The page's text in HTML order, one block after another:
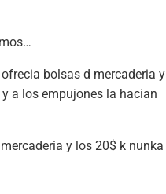
bolsas d mercaderia y
a los empujones la hacian
y los 20$ k nunka